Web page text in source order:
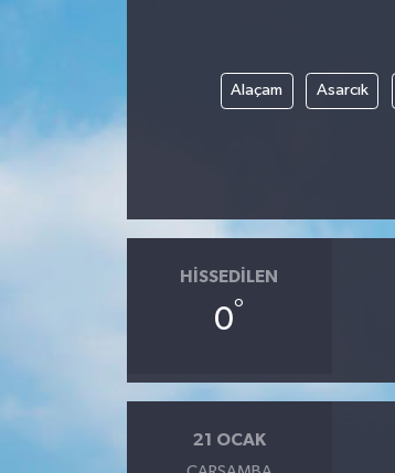
Alaçam Asarcık
HISSEDILEN
0°
21 OCAK